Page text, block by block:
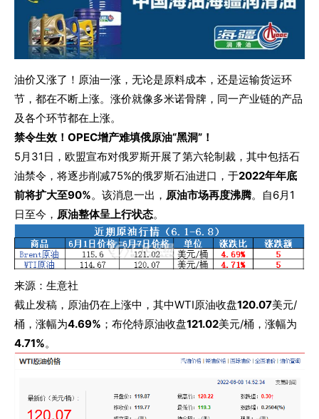
油价又涨了！ 原油一涨，无论是原料成本，还是运输货运环
节，都在不断上涨。涨价就像多米诺骨牌，同一产业链的产品
及各个环节都在上涨。
禁令生效！OPEC增产难填俄原油“黑洞”！
5月31日，欧盟宣布对俄罗斯开展了第六轮制裁，其中包括石
油禁令，将逐步削减75%的俄罗斯石油进口，于2022年年底
前将扩大至90%。该消息一出， 原油市场再度沸腾。
自6月1
日至今， 原油整体呈上行状态。
来源：生意社
截止发稿，原油仍在上涨中，其中WTI原油收盘120.07美元/
桶，涨幅为4.69% ；布伦特原油收盘121.02美元/桶，涨幅为
4.71%。